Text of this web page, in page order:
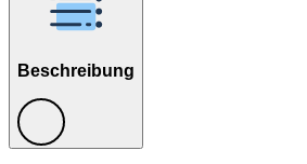
Beschreibung